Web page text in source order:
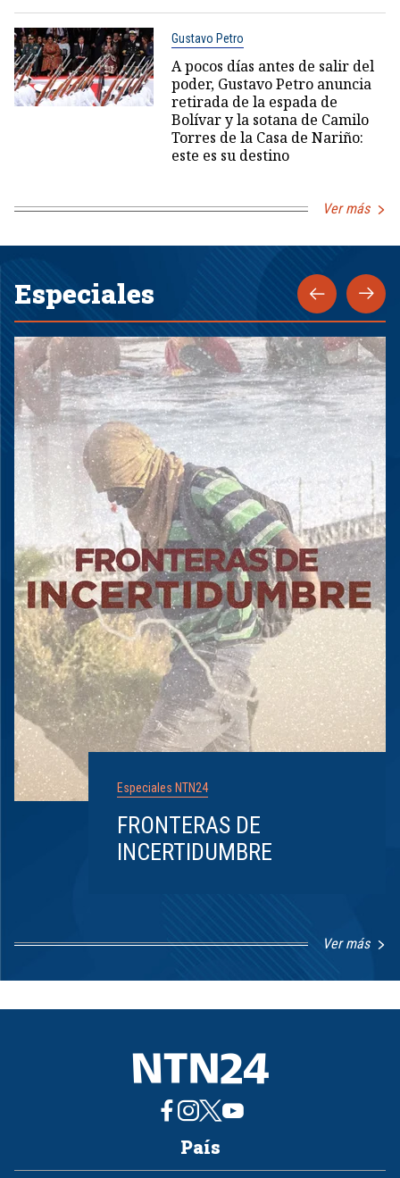
Gustavo Petro
A pocos días antes de salir del
poder, Gustavo Petro anuncia
retirada de la espada de
Bolívar y la sotana de Camilo
Torres de la Casa de Nariño:
este es su destino
Ver más
Especiales
Especiales NTN24
FRONTERAS DE
INCERTIDUMBRE
Ver más
1
8
País